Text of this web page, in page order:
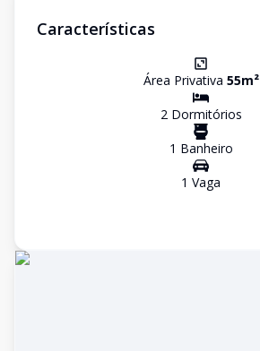
Características
Área Privativa 55m²
2Dormitórios
1 Banheiro
1 Vaga